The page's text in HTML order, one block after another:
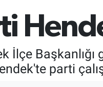
İlçe
parti